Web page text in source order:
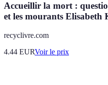
Accueillir la mort :
et les mourants Elisabeth
recyclivre.com
4.44 EURVoir le prix